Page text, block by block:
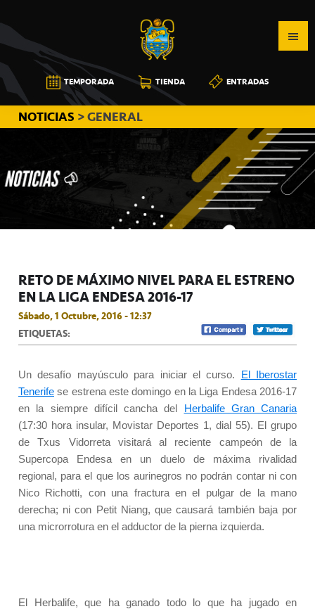
a
la
navegación
principal
al
contenido
principal
a
la
barra
lateral
principal
CB
CANARIAS
TEMPORADA TIENDA ENTRADAS
NOTICIAS > GENERAL
RETO DE MÁXIMO NIVEL PARA EL ESTRENO
EN LA LIGA ENDESA 2016-17
Sábado, 1 Octubre, 2016 - 12:37
ETIQUETAS:
Un desafío mayúsculo para iniciar el curso.
El Iberostar
Tenerife se estrena este domingo en la Liga Endesa 2016-17
en la siempre difícil cancha del
Herbalife Gran Canaria
(17:30 hora insular, Movistar Deportes 1, dial 55). El grupo
de Txus Vidorreta visitará al reciente campeón de la
Supercopa Endesa en un duelo de máxima rivalidad
regional, para el que los aurinegros no podrán contar ni con
Nico Richotti, con una fractura en el pulgar de la mano
derecha; ni con Petit Niang, que causará también baja por
una microrrotura en el adductor de la pierna izquierda.
El Herbalife, que ha ganado todo lo que ha jugado en